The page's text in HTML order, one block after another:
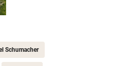
Schumacher